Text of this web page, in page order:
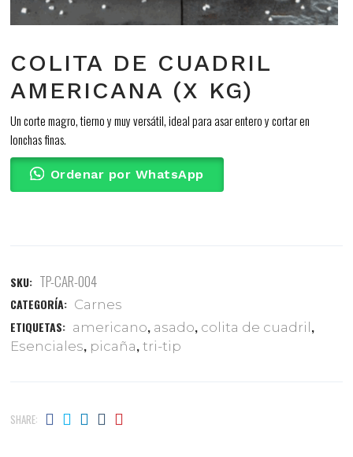
COLITA DE CUADRIL
AMERICANA (X KG)
Un corte magro, tierno y muy versátil, ideal para asar entero y cortar en
lonchas finas.
Ordenar por WhatsApp
SKU: TP-CAR-004
CATEGORÍA: Carnes
ETIQUETAS: americano, asado, colita de cuadril ,
Esenciales, picaña,tri-tip
SHARE: